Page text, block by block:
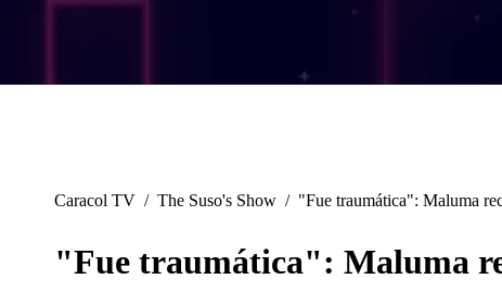
Caracol TV / The Suso's Show / "Fue traumática": Maluma
"Fue traumática": Maluma